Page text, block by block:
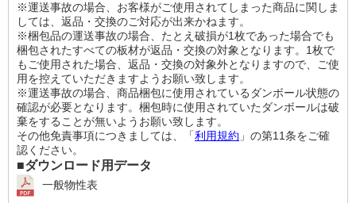
※運送事故の場合、お客様がご使用されてしまった商品に関しま
しては、返品・交換のご対応が出来かねます。
※梱包品の運送事故の場合、たとえ破損が1枚であった場合でも
梱包されたすべての板材が返品・交換の対象となります。1枚で
もご使用された場合、返品・交換の対象外となりますので、ご使
用を控えていただきますようお願い致します。
※運送事故の場合、商品梱包に使用されているダンボール状態の
確認が必要となります。梱包時に使用されていたダンボールは破
棄をすることが無いようお願い致します。
その他免責事項につきましては、「利用規約 」の第11条をご確
認ください。
■ダウンロード用データ
一般物性表